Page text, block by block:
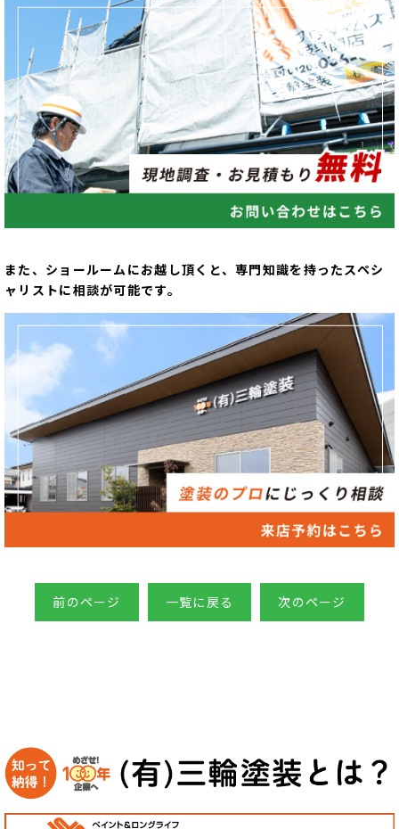
また、ショールームにお越し頂くと、専門知識を持ったスペシ
ャリストに相談が可能です。
前のページ 一覧に戻る 次のページ